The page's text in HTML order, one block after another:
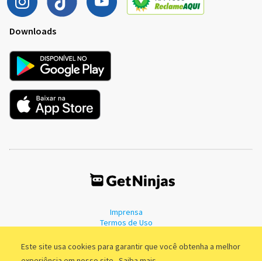
Este site usa cookies para garantir que você obtenha a melhor
Downloads
Imprensa
Termos de Uso